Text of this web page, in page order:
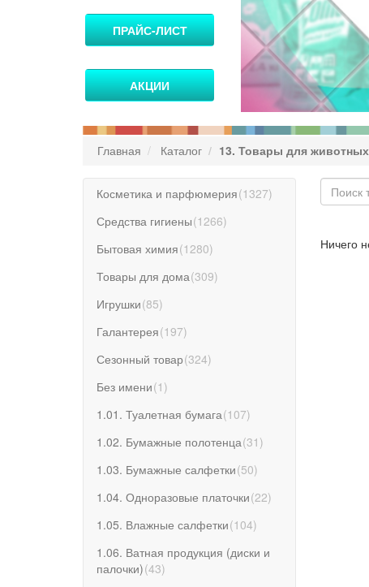
ПРАЙС-ЛИСТ
АКЦИИ
Главная Каталог 13. Товары для животных
Косметика и парфюмерия(1327)
Средства гигиены(1266)
Бытовая химия(1280)
Товары для дома(309)
Игрушки(85)
Галантерея(197)
Сезонный товар(324)
Без имени(1 )
1.01. Туалетная бумага(107)
1.02. Бумажные полотенца(31 )
1.03. Бумажные салфетки(50)
1.04. Одноразовые платочки(22)
1.05. Влажные салфетки(104)
1.06. Ватная продукция (диски и
палочки)(43)
Ничего